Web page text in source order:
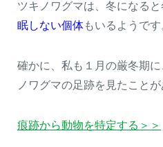
ツキノワグマは、冬になると
眠しない個体もいるようです
確かに、私も１月の厳冬期
ノワグマの足跡を見たことが
痕跡から動物を特定する＞＞